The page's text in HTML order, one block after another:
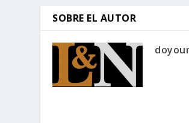
SOBRE EL AUTOR